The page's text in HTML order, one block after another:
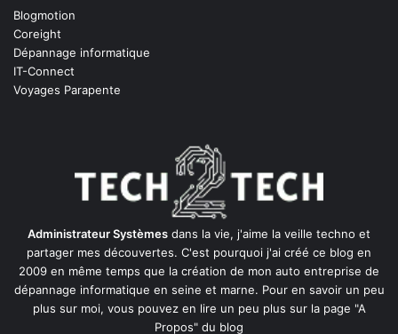
Blogmotion
Coreight
Dépannage informatique
IT-Connect
Voyages Parapente
Administrateur Systèmes dans la vie, j'aime la veille techno et
partager mes découvertes. C'est pourquoi j'ai créé ce blog en
2009 en même temps que la création de mon auto entreprise de
dépannage informatique en seine et marne. Pour en savoir un peu
plus sur moi, vous pouvez en lire un peu plus sur la page "A
Propos" du blog